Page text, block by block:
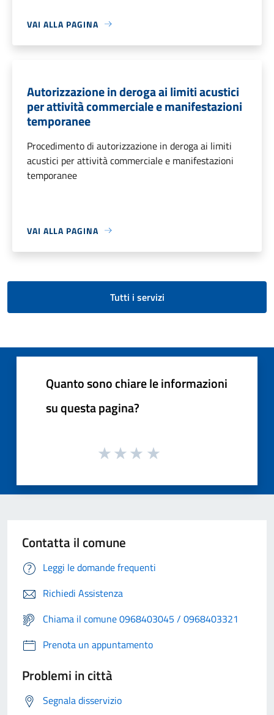
VAI ALLA PAGINA
Autorizzazione in deroga ai limiti acustici
per attività commerciale e manifestazioni
temporanee
Procedimento di autorizzazione in deroga ai limiti
acustici per attività commerciale e manifestazioni
temporanee
VAI ALLA PAGINA
Tutti i servizi
Quanto sono chiare le informazioni
su questa pagina?
Contatta il comune
Leggi le domande frequenti
Richiedi Assistenza
Chiama il comune 0968403045 / 0968403321
Prenota un appuntamento
Problemi in città
Segnala disservizio